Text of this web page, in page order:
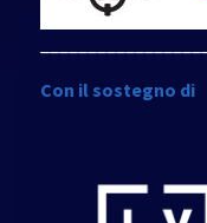
Con il sostegno di